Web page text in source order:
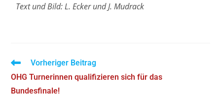
Text und Bild: L. Ecker und J. Mudrack
Vorheriger Beitrag
OHG Turnerinnen qualifizieren sich für das
Bundesfinale!